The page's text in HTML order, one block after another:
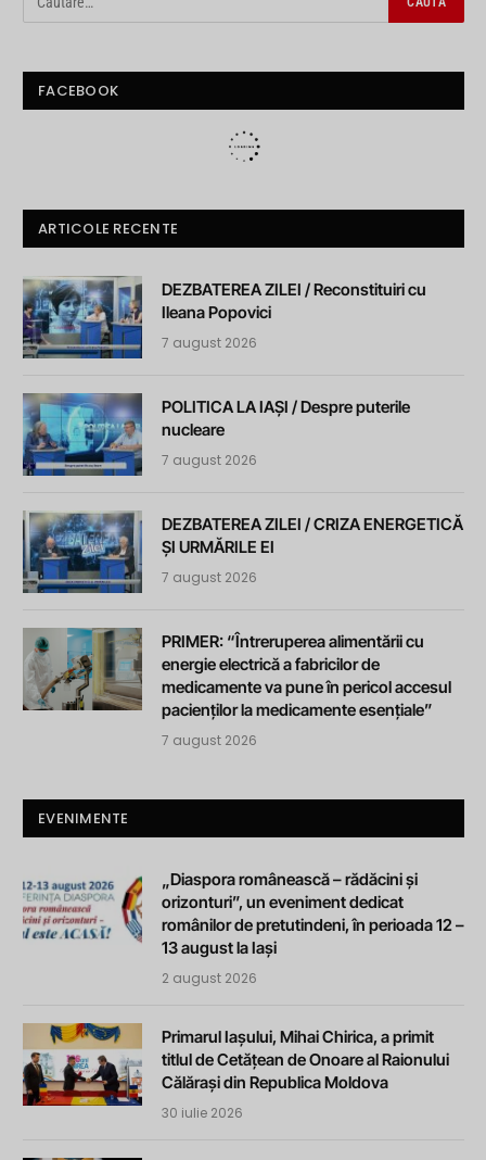
FACEBOOK
ARTICOLE RECENTE
DEZBATEREA ZILEI / Reconstituiri cu
Ileana Popovici
7 august 2026
POLITICA LA IAȘI / Despre puterile
nucleare
7 august 2026
DEZBATEREA ZILEI / CRIZA ENERGETICĂ
ȘI URMĂRILE EI
7 august 2026
PRIMER: “Întreruperea alimentării cu
energie electrică a fabricilor de
medicamente va pune în pericol accesul
pacienților la medicamente esențiale”
7 august 2026
EVENIMENTE
„Diaspora românească – rădăcini și
orizonturi”, un eveniment dedicat
românilor de pretutindeni, în perioada 12 –
13 august la Iași
2 august 2026
Primarul Iașului, Mihai Chirica, a primit
titlul de Cetățean de Onoare al Raionului
Călărași din Republica Moldova
30 iulie 2026